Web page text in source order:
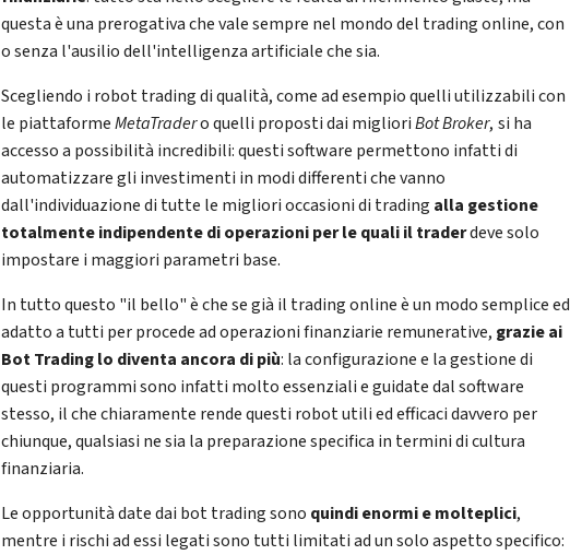
questa è una prerogativa che vale sempre nel mondo del trading online, con
o senza l'ausilio dell'intelligenza artificiale che sia.
Scegliendo i robot trading di qualità, come ad esempio quelli utilizzabili con
le piattaformeMetaTradero quelli proposti dai miglioriBot Broker, si ha
accesso a possibilità incredibili: questi software permettono infatti di
automatizzare gli investimenti in modi differenti che vanno
dall'individuazione di tutte le migliori occasioni di trading alla gestione
totalmente indipendente di operazioni per le quali il traderdeve solo
impostare i maggiori parametri base.
In tutto questo "il bello" è che se già il trading online è un modo semplice ed
adatto a tutti per procede ad operazioni finanziarie remunerative, grazie ai
Bot Trading lo diventa ancora di più: la configurazione e la gestione di
questi programmi sono infatti molto essenziali e guidate dal software
stesso, il che chiaramente rende questi robot utili ed efficaci davvero per
chiunque, qualsiasi ne sia la preparazione specifica in termini di cultura
finanziaria.
Le opportunità date dai bot trading sono quindi enormi e molteplici,
mentre i rischi ad essi legati sono tutti limitati ad un solo aspetto specifico: